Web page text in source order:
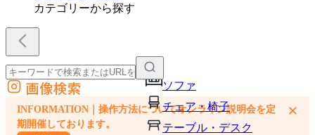
カテゴリーから探す
ソファ
チェア・椅子
テーブル・デスク
外部サイトの商品をカートに追加
他のサイトで見つけた商品ページのURLを貼り付けて、カートに追加できます
画像検索
INFORMATION｜操作方法についてオンライン説明会を定
期開催しております。
×